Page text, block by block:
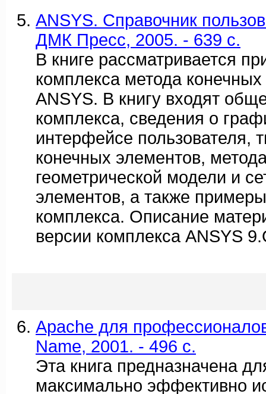
ANSYS. Справочник
ДМК Пресс, 2005. - 639 c.
В книге рассматривается
комплекса метода
ANSYS. В книгу входят
комплекса, сведения о
интерфейсе пользователя,
конечных элементов,
геометрической модели и
элементов, а также
комплекса. Описание
версии комплекса ANSYS
Apache для
Name, 2001. - 496 c.
Эта книга предназначена
максимально эффективно